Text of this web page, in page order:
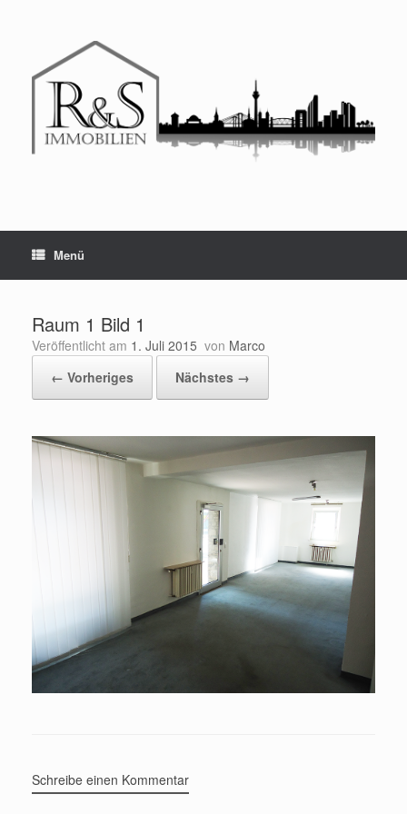
Menü
Raum 1 Bild 1
Veröffentlicht am 1. Juli 2015 von Marco
← Vorheriges
Nächstes →
Schreibe einen Kommentar